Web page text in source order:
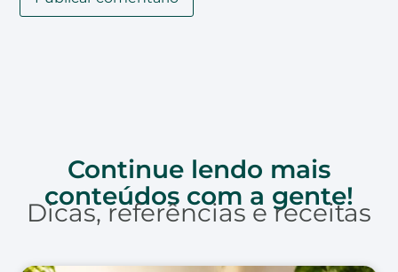
Continue lendo mais
conteúdos com a gente!
Dicas, referências e receitas